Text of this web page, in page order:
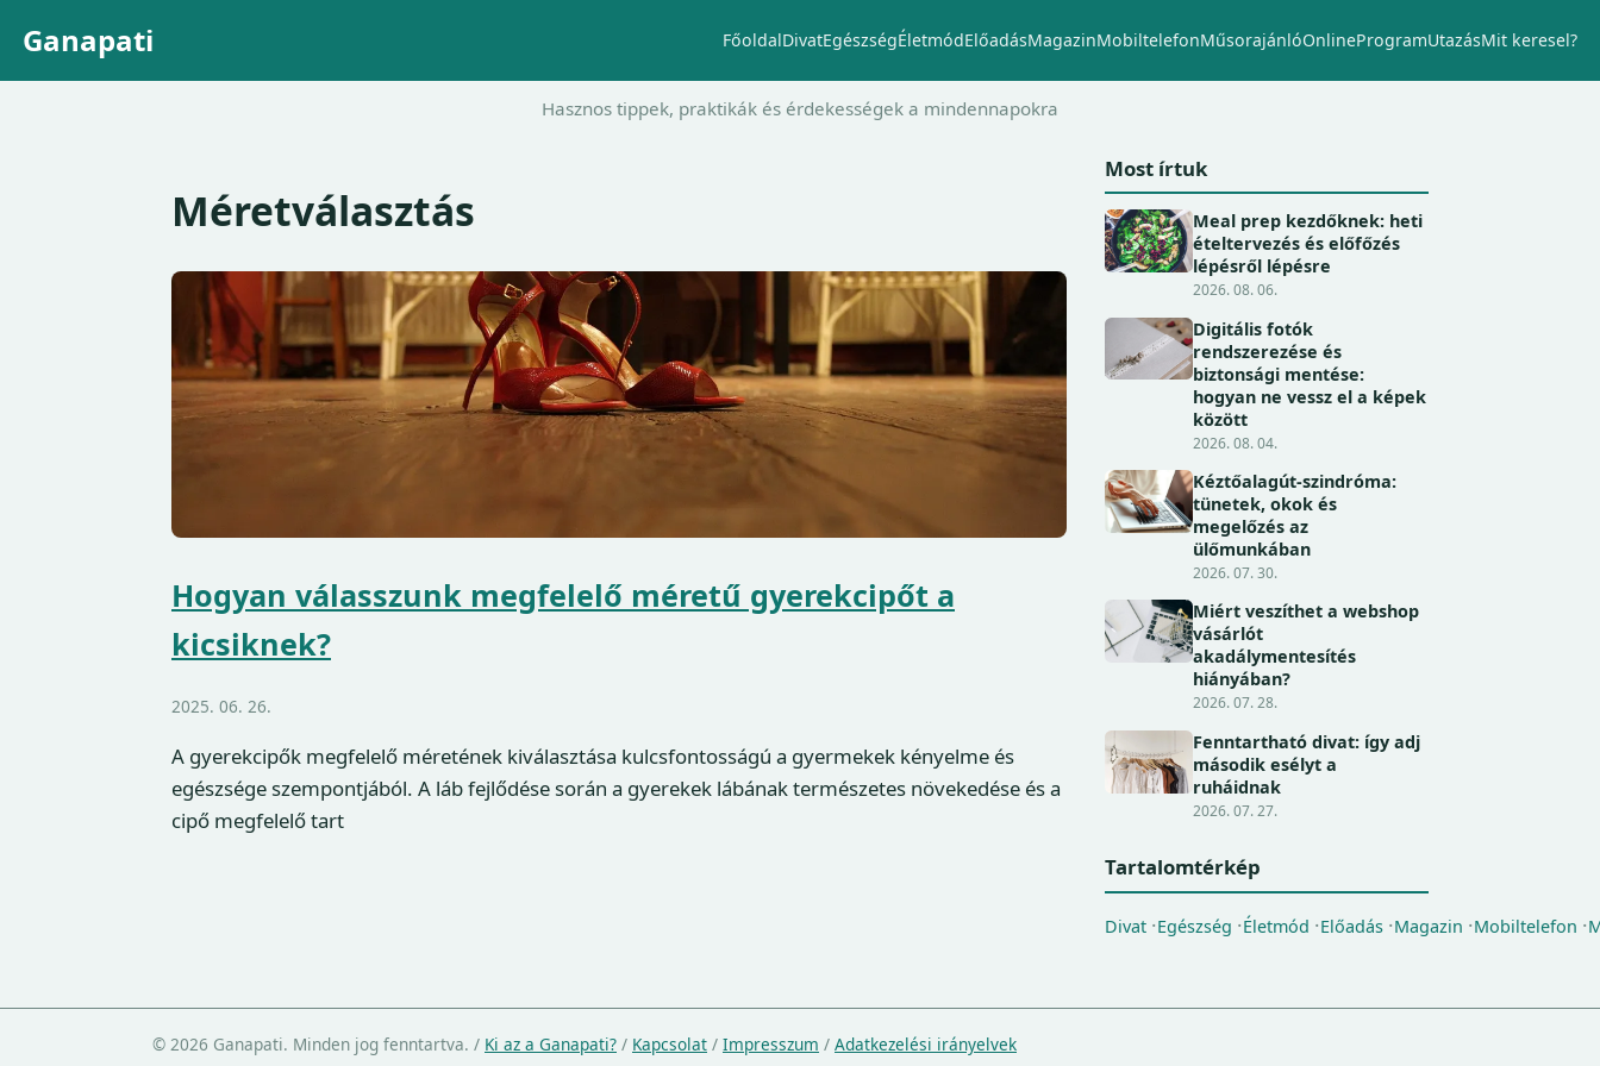
Ganapati FőoldalDivatEgészségÉletmódElőadásMagazinMobiltelefonMűsorajánlóOnlineProgramUtazásMit keresel?
Hasznos tippek, praktikák és érdekességek a mindennapokra
Méretválasztás
Hogyan válasszunk megfelelő méretű gyerekcipőt a
kicsiknek?
2025. 06. 26.
A gyerekcipők megfelelő méretének kiválasztása kulcsfontosságú a gyermekek kényelme és
egészsége szempontjából. A láb fejlődése során a gyerekek lábának természetes növekedése és a
cipő megfelelő tart
Most írtuk
Meal prep kezdőknek: heti
ételtervezés és előfőzés
lépésről lépésre
2026. 08. 06.
Digitális fotók
rendszerezése és
biztonsági mentése:
hogyan ne vessz el a képek
között
2026. 08. 04.
Kéztőalagút-szindróma:
tünetek, okok és
megelőzés az
ülőmunkában
2026. 07. 30.
Miért veszíthet a webshop
vásárlót
akadálymentesítés
hiányában?
2026. 07. 28.
Fenntartható divat: így adj
második esélyt a
ruháidnak
2026. 07. 27.
Tartalomtérkép
Divat Egészség Életmód Előadás Magazin Mobiltelefon
© 2026 Ganapati. Minden jog fenntartva. / Ki az a Ganapati? / Kapcsolat / Impresszum / Adatkezelési irányelvek